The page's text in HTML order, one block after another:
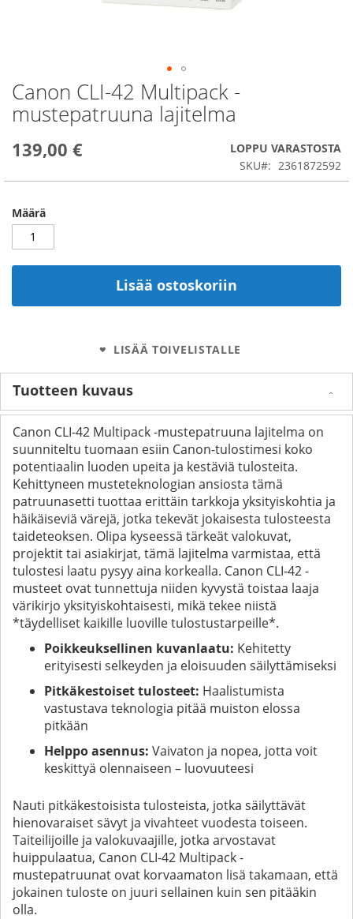
Canon CLI-42 Multipack -
mustepatruuna lajitelma
139,00 €
LOPPU VARASTOSTA
SKU
2361872592
Määrä
Lisää ostoskoriin
LISÄÄ TOIVELISTALLE
Skip
to
the
of
Tuotteen kuvaus
Canon CLI-42 Multipack -mustepatruuna lajitelma on
suunniteltu tuomaan esiin Canon-tulostimesi koko
potentiaalin luoden upeita ja kestäviä tulosteita.
Kehittyneen musteteknologian ansiosta tämä
patruunasetti tuottaa erittäin tarkkoja yksityiskohtia ja
häikäiseviä värejä, jotka tekevät jokaisesta tulosteesta
taideteoksen. Olipa kyseessä tärkeät valokuvat,
projektit tai asiakirjat, tämä lajitelma varmistaa, että
tulostesi laatu pysyy aina korkealla. Canon CLI-42 -
musteet ovat tunnettuja niiden kyvystä toistaa laaja
värikirjo yksityiskohtaisesti, mikä tekee niistä
*täydelliset kaikille luoville tulostustarpeille*.
Poikkeuksellinen kuvanlaatu: Kehitetty
erityisesti selkeyden ja eloisuuden säilyttämiseksi
Pitkäkestoiset tulosteet: Haalistumista
vastustava teknologia pitää muiston elossa
pitkään
Helppo asennus: Vaivaton ja nopea, jotta voit
keskittyä olennaiseen – luovuuteesi
Nauti pitkäkestoisista tulosteista, jotka säilyttävät
hienovaraiset sävyt ja vivahteet vuodesta toiseen.
Taiteilijoille ja valokuvaajille, jotka arvostavat
huippulaatua, Canon CLI-42 Multipack -
mustepatruunat ovat korvaamaton lisä takamaan, että
jokainen tuloste on juuri sellainen kuin sen pitääkin
olla.